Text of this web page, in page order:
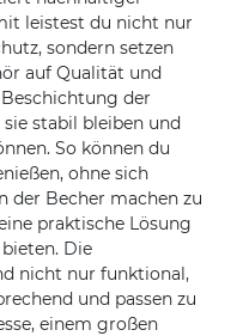
leistest du nicht nur
sondern setzen
auf Qualität und
der
stabil bleiben und
So können du
ohne sich
der Becher machen zu
praktische Lösung
Die
nicht nur funktional,
und passen zu
einem großen